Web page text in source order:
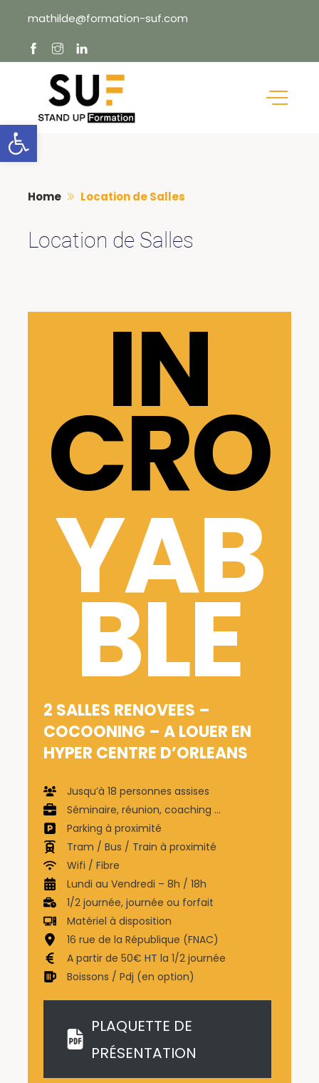
content
mathilde@formation-suf.com
Home Location de Salles
Location de Salles
IN
CRO
YAB
BLE
2 SALLES RENOVEES –
COCOONING – A LOUER EN
HYPER CENTRE D’ORLEANS
Jusqu’à 18 personnes assises
Séminaire, réunion, coaching …
Parking à proximité
Tram / Bus / Train à proximité
Wifi / Fibre
Lundi au Vendredi – 8h / 18h
1/2 journée, journée ou forfait
Matériel à disposition
16 rue de la République (FNAC)
A partir de 50€ HT la 1/2 journée
Boissons / Pdj (en option)
PLAQUETTE DE
PRÉSENTATION
Ouvrir la barre d’outils